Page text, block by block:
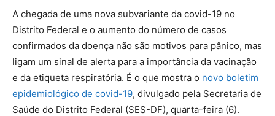
A chegada de uma nova subvariante da covid-19 no
Distrito Federal e o aumento do número de casos
confirmados da doença não são motivos para pânico, mas
ligam um sinal de alerta para a importância da vacinação
e da etiqueta respiratória. É o que mostra o novo boletim
epidemiológico de covid-19, divulgado pela Secretaria de
Saúde do Distrito Federal (SES-DF), quarta-feira (6).